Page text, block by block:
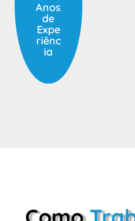
Anos
de
Expe
riênc
ia